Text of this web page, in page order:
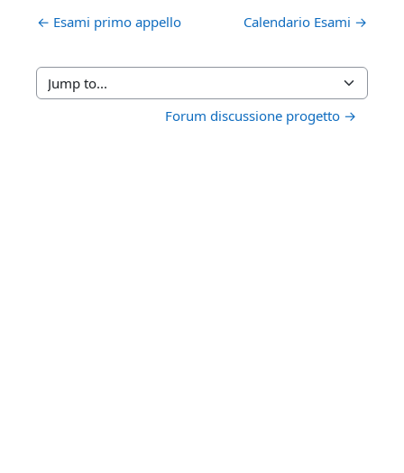
← Esami primo appello Calendario Esami →
Jump to...
Forum discussione progetto →